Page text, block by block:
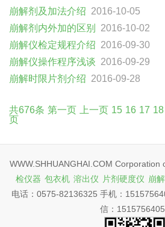
崩解剂及加法介绍 2016-10-05
崩解剂内外加的区别
2016-10-02
崩解仪检定规程介绍 2016-09-30
崩解仪操作程序浅谈 2016-09-29
崩解时限片剂介绍 2016-09-28
共676条 第一页 上一页 15 16 17 18
页
WWW.SHHUANGHAI.COM Corporation
检仪器 包衣机 溶出仪 片剂硬度仪 崩
电话：0575-82136325 手机：
信：